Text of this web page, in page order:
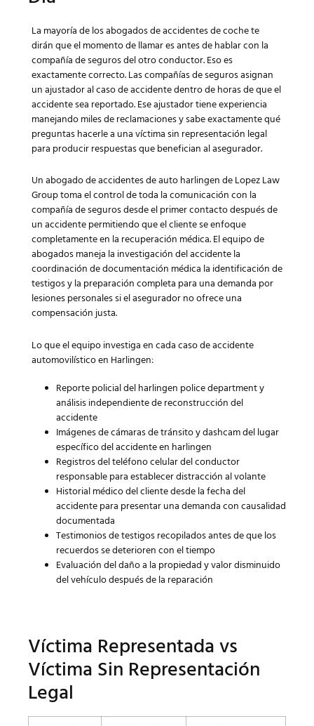
La mayoría de los abogados de accidentes de coche te
dirán que el momento de llamar es antes de hablar con la
compañía de seguros del otro conductor. Eso es
exactamente correcto. Las compañías de seguros asignan
un ajustador al caso de accidente dentro de horas de que el
accidente sea reportado. Ese ajustador tiene experiencia
manejando miles de reclamaciones y sabe exactamente qué
preguntas hacerle a una víctima sin representación legal
para producir respuestas que benefician al asegurador.
Un abogado de accidentes de auto harlingen de Lopez Law
Group toma el control de toda la comunicación con la
compañía de seguros desde el primer contacto después de
un accidente permitiendo que el cliente se enfoque
completamente en la recuperación médica. El equipo de
abogados maneja la investigación del accidente la
coordinación de documentación médica la identificación de
testigos y la preparación completa para una demanda por
lesiones personales si el asegurador no ofrece una
compensación justa.
Lo que el equipo investiga en cada caso de accidente
automovilístico en Harlingen:
Reporte policial del harlingen police department y
análisis independiente de reconstrucción del
accidente
Imágenes de cámaras de tránsito y dashcam del lugar
específico del accidente en harlingen
Registros del teléfono celular del conductor
responsable para establecer distracción al volante
Historial médico del cliente desde la fecha del
accidente para presentar una demanda con causalidad
documentada
Testimonios de testigos recopilados antes de que los
recuerdos se deterioren con el tiempo
Evaluación del daño a la propiedad y valor disminuido
del vehículo después de la reparación
Víctima Representada vs
Víctima Sin Representación
Legal